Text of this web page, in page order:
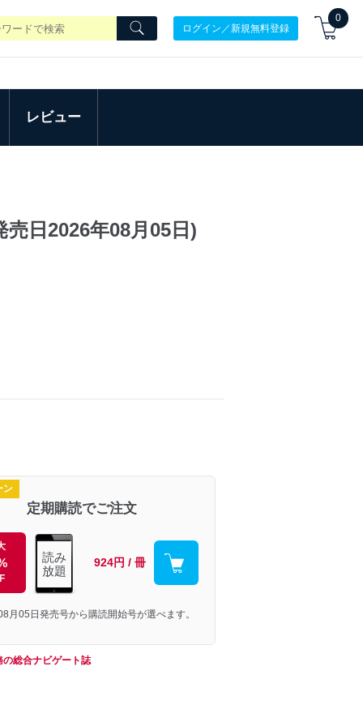
ログイン／新規無料登録
0
レビュー
日2026年08月05日)
ン
定期購読でご注文
読み
放題
924円 / 冊
月05日発売号から購読開始号が選べます。
の総合ナビゲート誌